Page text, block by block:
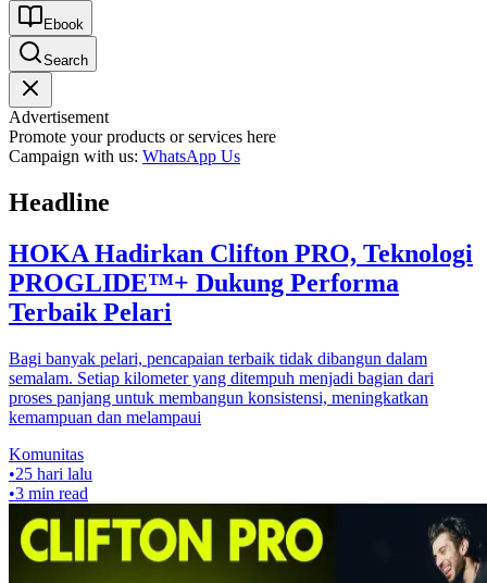
Ebook
Search
Advertisement
Promote your products or services here
Campaign with us: WhatsApp Us
Headline
HOKA Hadirkan Clifton PRO, Teknologi
PROGLIDE™+ Dukung Performa
Terbaik Pelari
Bagi banyak pelari, pencapaian terbaik tidak dibangun dalam
semalam. Setiap kilometer yang ditempuh menjadi bagian dari
proses panjang untuk membangun konsistensi, meningkatkan
kemampuan dan melampaui
Komunitas
•25 hari lalu
•3 min read